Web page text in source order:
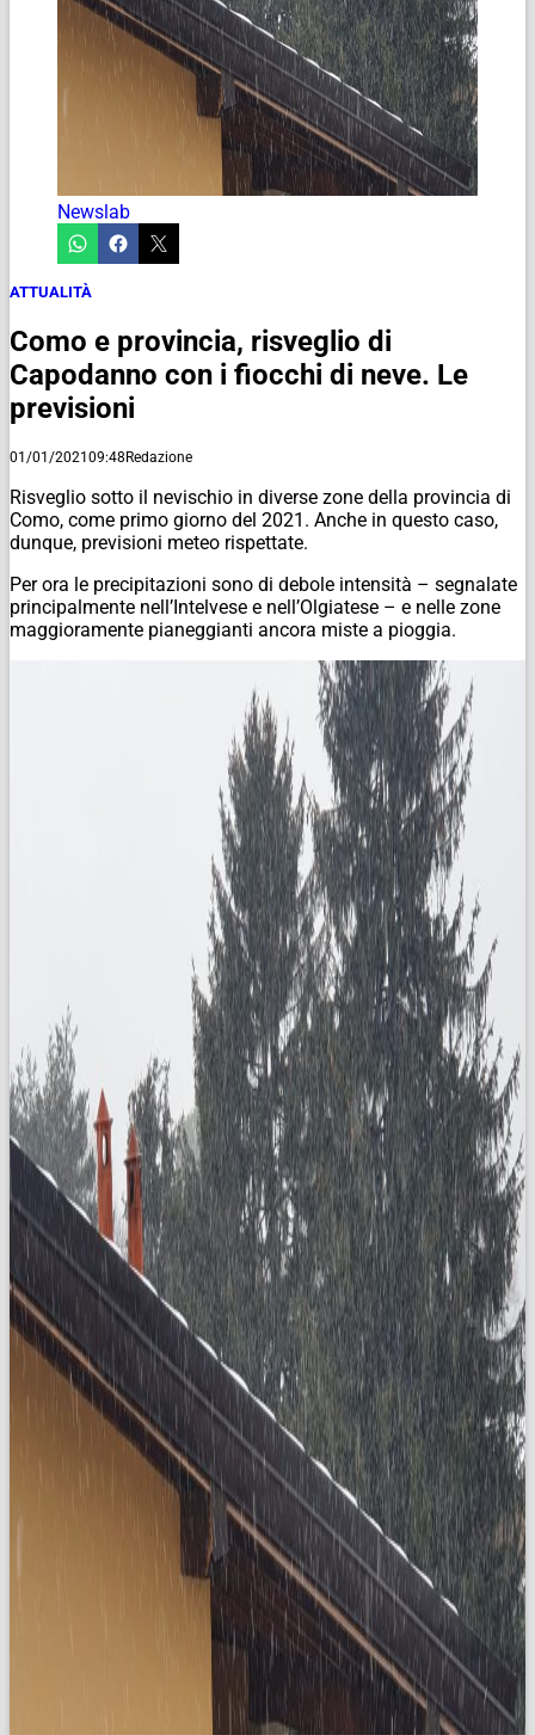
Newslab
ATTUALITÀ
Como e provincia, risveglio di
Capodanno con i fiocchi di neve. Le
previsioni
01/01/202109:48Redazione
Risveglio sotto il nevischio in diverse zone della provincia di
Como, come primo giorno del 2021. Anche in questo caso,
dunque, previsioni meteo rispettate.
Per ora le precipitazioni sono di debole intensità – segnalate
principalmente nell’Intelvese e nell’Olgiatese – e nelle zone
maggioramente pianeggianti ancora miste a pioggia.